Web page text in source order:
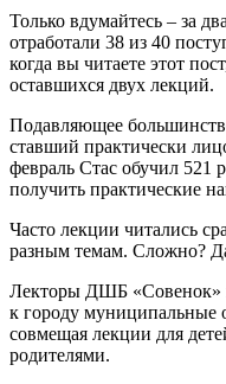
Только вдумайтесь – за
отработали 38 из 40
когда вы читаете этот
оставшихся двух лекций.
Подавляющее
ставший практически
февраль Стас обучил 521
получить практические
Часто лекции читались
разным темам. Сложно?
Лекторы ДШБ «Совенок»
к городу муниципальные
совмещая лекции для
родителями.